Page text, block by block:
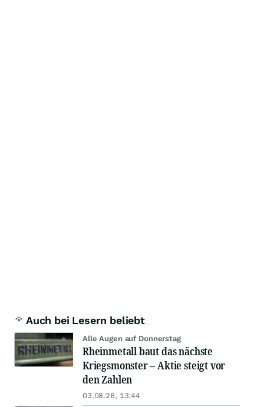
Auch bei Lesern beliebt
Alle Augen auf Donnerstag
Rheinmetall baut das nächste
Kriegsmonster – Aktie steigt vor
den Zahlen
03.08.26, 13:44